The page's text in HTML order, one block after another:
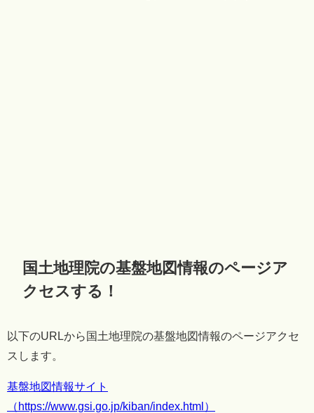
国土地理院の基盤地図情報のページア
クセスする！
以下のURLから国土地理院の基盤地図情報のページアクセ
スします。
基盤地図情報サイト
（https://www.gsi.go.jp/kiban/index.html）